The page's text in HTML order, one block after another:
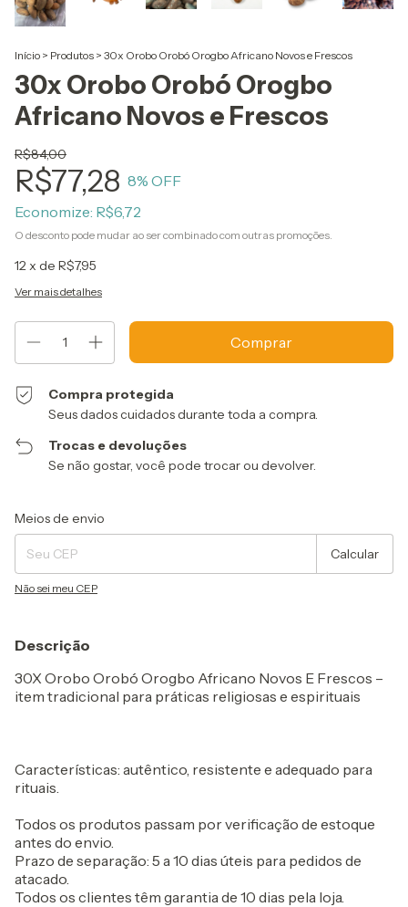
Início > Produtos > 30x Orobo Orobó Orogbo Africano Novos e Frescos
30x Orobo Orobó Orogbo
Africano Novos e Frescos
R$84,00
R$77,28 8% OFF
Economize: R$6,72
O desconto pode mudar ao ser combinado com outras promoções.
12x de R$7,95
Ver mais detalhes
Compra protegida
Seus dados cuidados durante toda a compra.
Trocas e devoluções
Se não gostar, você pode trocar ou devolver.
Entregas para o CEP:
Meios de envio
Calcular
Não sei meu CEP
Descrição
30X Orobo Orobó Orogbo Africano Novos E Frescos –
item tradicional para práticas religiosas e espirituais
Características: autêntico, resistente e adequado para
rituais.
Todos os produtos passam por verificação de estoque
antes do envio.
Prazo de separação: 5 a 10 dias úteis para pedidos de
atacado.
Todos os clientes têm garantia de 10 dias pela loja.